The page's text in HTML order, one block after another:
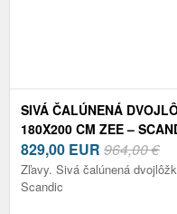
SIVÁ ČALÚNENÁ
180X200 CM ZEE –
829,00 EUR 964,00 €
Zľavy. Sivá čalúnená
Scandic